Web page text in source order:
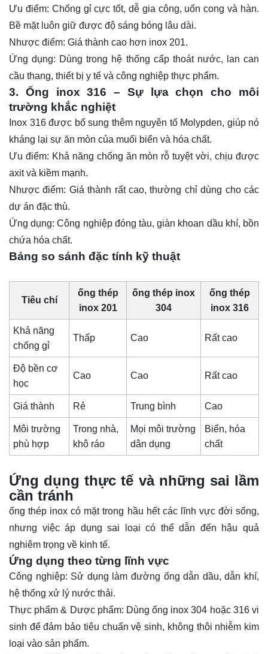
Ưu điểm: Chống gỉ cực tốt, dễ gia công, uốn cong và hàn.
Bề mặt luôn giữ được độ sáng bóng lâu dài.
Nhược điểm: Giá thành cao hơn inox 201.
Ứng dụng: Dùng trong hệ thống cấp thoát nước, lan can
cầu thang, thiết bị y tế và công nghiệp thực phẩm.
3. Ống inox 316 – Sự lựa chọn cho môi
trường khắc nghiệt
Inox 316 được bổ sung thêm nguyên tố Molypden, giúp nó
kháng lại sự ăn mòn của muối biển và hóa chất.
Ưu điểm: Khả năng chống ăn mòn rỗ tuyệt vời, chịu được
axit và kiềm mạnh.
Nhược điểm: Giá thành rất cao, thường chỉ dùng cho các
dự án đặc thù.
Ứng dụng: Công nghiệp đóng tàu, giàn khoan dầu khí, bồn
chứa hóa chất.
Bảng so sánh đặc tính kỹ thuật
Tiêu chí
ống thép
inox 201
ống thép inox
304
ống thép
inox 316
Khả năng
chống gỉ
Thấp Cao Rất cao
Độ bền cơ
học
Cao Cao Rất cao
Giá thành Rẻ Trung bình Cao
Môi trường
phù hợp
Trong nhà,
khô ráo
Mọi môi trường
dân dụng
Biển, hóa
chất
Ứng dụng thực tế và những sai lầm
cần tránh
ống thép inox có mặt trong hầu hết các lĩnh vực đời sống,
nhưng việc áp dụng sai loại có thể dẫn đến hậu quả
nghiêm trọng về kinh tế.
Ứng dụng theo từng lĩnh vực
Công nghiệp: Sử dụng làm đường ống dẫn dầu, dẫn khí,
hệ thống xử lý nước thải.
Thực phẩm & Dược phẩm: Dùng ống inox 304 hoặc 316 vi
sinh để đảm bảo tiêu chuẩn vệ sinh, không thôi nhiễm kim
loại vào sản phẩm.